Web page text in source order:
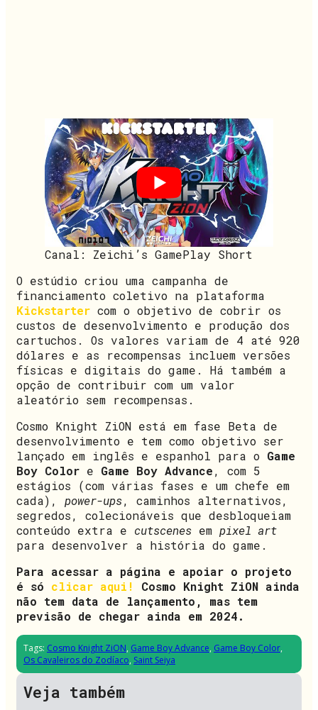
Canal: Zeichi’s GamePlay Short
O estúdio criou uma campanha de
financiamento coletivo na plataforma
Kickstarter com o objetivo de cobrir os
custos de desenvolvimento e produção dos
cartuchos. Os valores variam de 4 até 920
dólares e as recompensas incluem versões
físicas e digitais do game. Há também a
opção de contribuir com um valor
aleatório sem recompensas.
Cosmo Knight ZiON está em fase Beta de
desenvolvimento e tem como objetivo ser
lançado em inglês e espanhol para o Game
Boy Color e Game Boy Advance, com 5
estágios (com várias fases e um chefe em
cada), power-ups, caminhos alternativos,
segredos, colecionáveis que desbloqueiam
conteúdo extra e cutscenes em pixel art
para desenvolver a história do game.
Para acessar a página e apoiar o projeto
é só clicar aqui!
Cosmo Knight ZiON ainda
não tem data de lançamento, mas tem
previsão de chegar ainda em 2024.
Tags: Cosmo Knight ZiON, Game Boy Advance, Game Boy Color,
Os Cavaleiros do Zodíaco, Saint Seiya
Veja também